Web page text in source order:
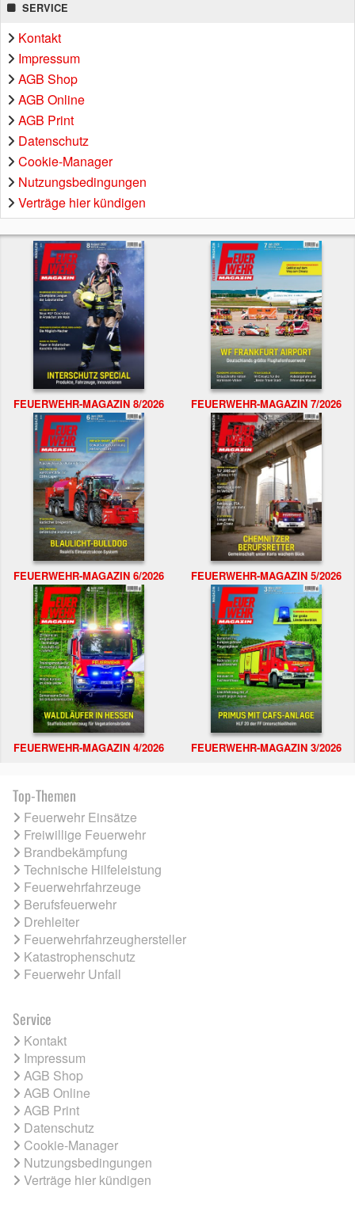
SERVICE
Kontakt
Impressum
AGB Shop
AGB Online
AGB Print
Datenschutz
Cookie-Manager
Nutzungsbedingungen
Verträge hier kündigen
FEUERWEHR-MAGAZIN 8/2026 FEUERWEHR-MAGAZIN 7/2026
FEUERWEHR-MAGAZIN 6/2026 FEUERWEHR-MAGAZIN 5/2026
FEUERWEHR-MAGAZIN 4/2026 FEUERWEHR-MAGAZIN 3/2026
Top-Themen
Feuerwehr Einsätze
Freiwillige Feuerwehr
Brandbekämpfung
Technische Hilfeleistung
Feuerwehrfahrzeuge
Berufsfeuerwehr
Drehleiter
Feuerwehrfahrzeughersteller
Katastrophenschutz
Feuerwehr Unfall
Service
Kontakt
Impressum
AGB Shop
AGB Online
AGB Print
Datenschutz
Cookie-Manager
Nutzungsbedingungen
Verträge hier kündigen